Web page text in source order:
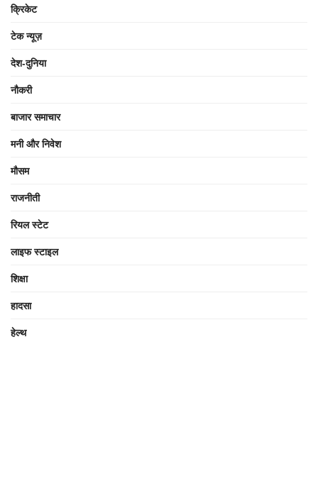
क्रिकेट
टेक न्यूज़
देश-दुनिया
नौकरी
बाजार समाचार
मनी और निवेश
मौसम
राजनीती
रियल स्टेट
लाइफ स्टाइल
शिक्षा
हादसा
हेल्थ